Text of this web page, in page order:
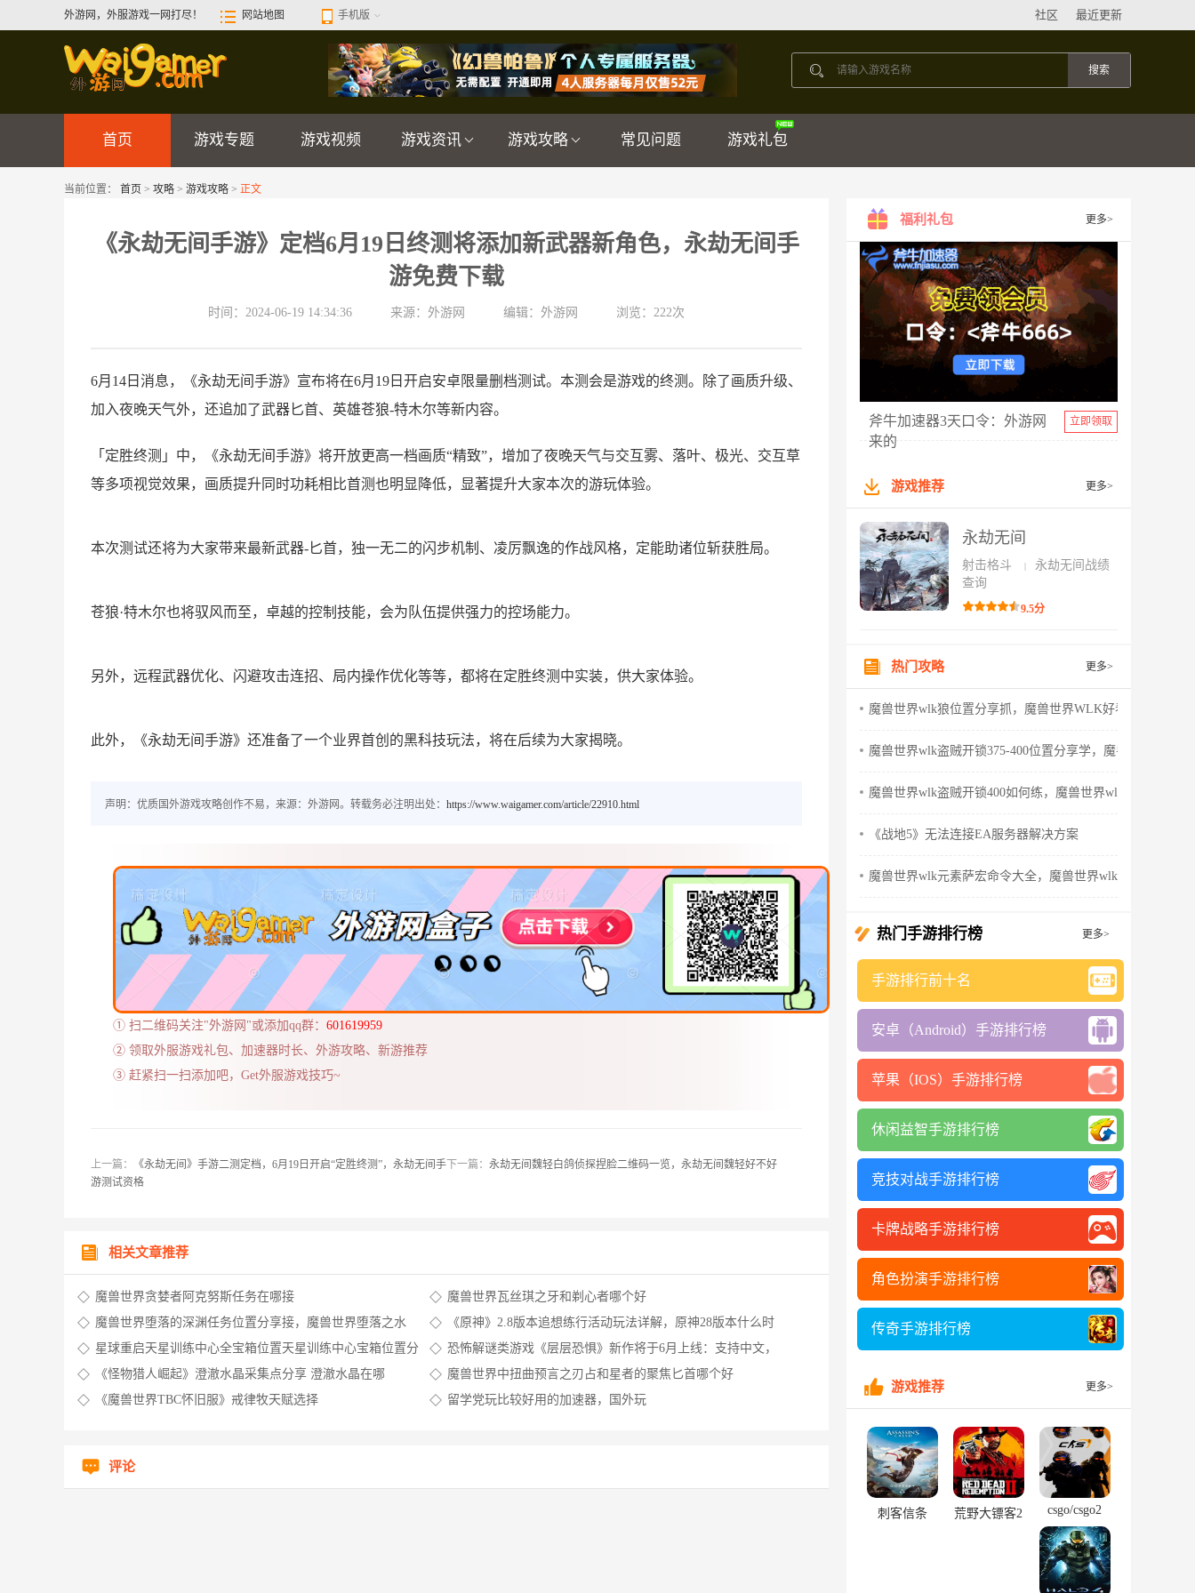
外游网，外服游戏一网打尽！ 网站地图 手机版 最近更新
社区
首页 游戏专题 游戏视频 游戏资讯 游戏攻略 常见问题 游戏礼包
当前位置： 首页 > 攻略 > 游戏攻略 > 正文
《永劫无间手游》定档6月19日终测将添加新武器新角色，永劫无间手
游免费下载
时间：2024-06-19 14:34:36 来源：外游网 编辑：外游网 浏览： 222次
6月14日消息，《永劫无间手游》宣布将在6月19日开启安卓限量删档测试。本测会是游戏的终测。除了画质升级、
加入夜晚天气外，还追加了武器匕首、英雄苍狼-特木尔等新内容。
「定胜终测」中，《永劫无间手游》将开放更高一档画质“精致”，增加了夜晚天气与交互雾、落叶、极光、交互草
等多项视觉效果，画质提升同时功耗相比首测也明显降低，显著提升大家本次的游玩体验。
本次测试还将为大家带来最新武器-匕首，独一无二的闪步机制、凌厉飘逸的作战风格，定能助诸位斩获胜局。
苍狼·特木尔也将驭风而至，卓越的控制技能，会为队伍提供强力的控场能力。
另外，远程武器优化、闪避攻击连招、局内操作优化等等，都将在定胜终测中实装，供大家体验。
此外，《永劫无间手游》还准备了一个业界首创的黑科技玩法，将在后续为大家揭晓。
声明：优质国外游戏攻略创作不易，来源：外游网。转载务必注明出处： https://www.waigamer.com/article/22910.html
① 扫二维码关注"外游网"或添加qq群： 601619959
② 领取外服游戏礼包、加速器时长、外游攻略、新游推荐
③ 赶紧扫一扫添加吧，Get外服游戏技巧~
上一篇：
《永劫无间》手游二测定档，6月19日开启“定胜终测”，永劫无间手
游测试资格
下一篇： 永劫无间魏轻白鸽侦探捏脸二维码一览，永劫无间魏轻好不好
相关文章推荐
魔兽世界贪婪者阿克努斯任务在哪接
魔兽世界瓦丝琪之牙和剃心者哪个好
魔兽世界堕落的深渊任务位置分享接，魔兽世界堕落之水
《原神》2.8版本追想练行活动玩法详解，原神28版本什么时
候结束，原神活动纪行经验
星球重启天星训练中心全宝箱位置天星训练中心宝箱位置分
享里，星球重启限时训练位置图
恐怖解谜类游戏《层层恐惧》新作将于6月上线：支持中文，
采用虚幻引擎5开发，中国风恐怖解谜游戏
《怪物猎人崛起》澄澈水晶采集点分享 澄澈水晶在哪
魔兽世界中扭曲预言之刃占和星者的聚焦匕首哪个好
《魔兽世界TBC怀旧服》戒律牧天赋选择
留学党玩比较好用的加速器，国外玩
评论
福利礼包 更多>
斧牛加速器3天口令：外游网
来的
立即领取
游戏推荐 更多>
永劫无间
射击格斗 |
永劫无间战绩
查询
9.5分
热门攻略 更多>
魔兽世界wlk狼位置分享抓，魔兽世界WLK好看的狼
魔兽世界wlk盗贼开锁375-400位置分享学，魔兽世界wlk怀
魔兽世界wlk盗贼开锁400如何练，魔兽世界wlk盗贼天赋
《战地5》无法连接EA服务器解决方案
魔兽世界wlk元素萨宏命令大全，魔兽世界wlk元素萨输出手
热门手游排行榜 更多>
手游排行前十名
安卓（Android）手游排行榜
苹果（IOS）手游排行榜
休闲益智手游排行榜
竞技对战手游排行榜
卡牌战略手游排行榜
角色扮演手游排行榜
传奇手游排行榜
游戏推荐 更多>
刺客信条 荒野大镖客2 csgo/csgo2